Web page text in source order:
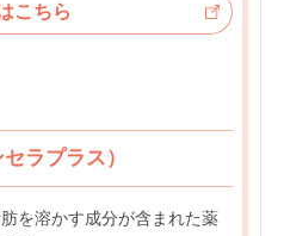
こちら
ラプラス）
を溶かす成分が含まれた薬